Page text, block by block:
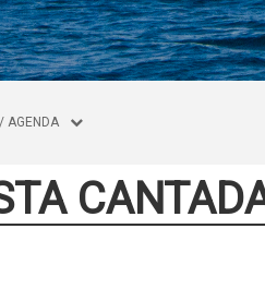
/ AGENDA